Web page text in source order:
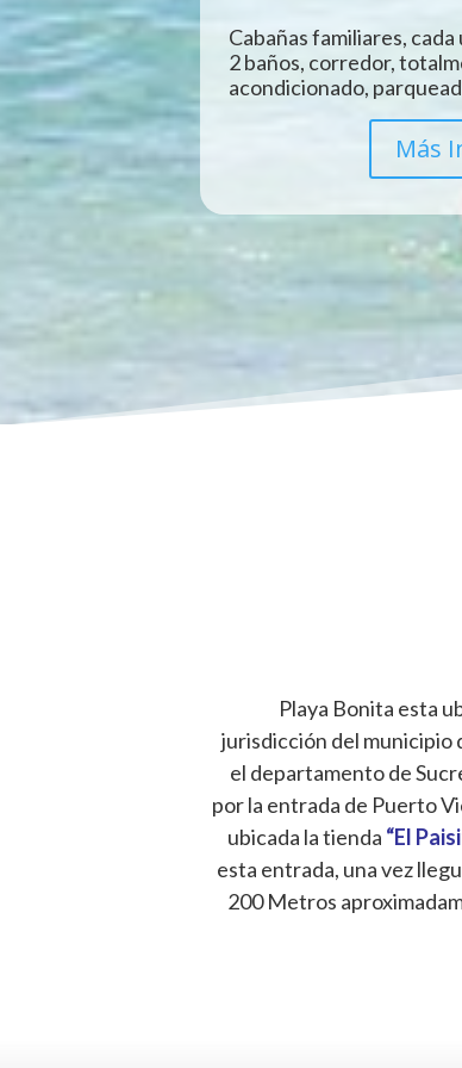
Cabañas familiares,
2 baños, corredor,
acondicionado,
Más
Playa Bonita esta
jurisdicción del municipio
el departamento de
por la entrada de Puerto
ubicada la tienda “El
esta entrada, una vez
200 Metros